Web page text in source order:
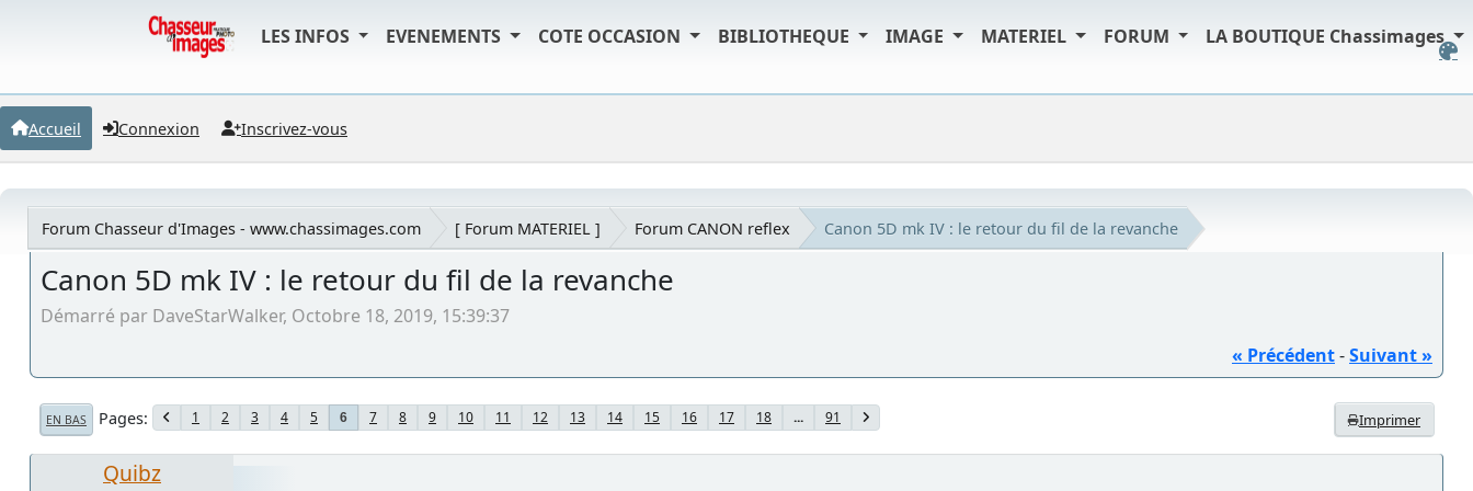
LES INFOS EVENEMENTS COTE OCCASION BIBLIOTHEQUE IMAGE MATERIEL FORUM LA BOUTIQUE Chassimages
Accueil Connexion Inscrivez-vous
Forum Chasseur d'Images - www.chassimages.com [ Forum MATERIEL ] Forum CANON reflex Canon 5D mk IV : le retour du fil de la revanche
Canon 5D mk IV : le retour du fil de la revanche
Démarré par DaveStarWalker, Octobre 18, 2019, 15:39:37
« Précédent-Suivant »
Imprimer
EN BAS Pages 1 2 3 4 5 6 7 8 9 10 11 12 13 14 15 16 17 18 ... 91
Quibz